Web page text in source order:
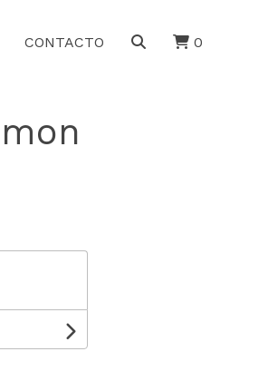
CONTACTO 0